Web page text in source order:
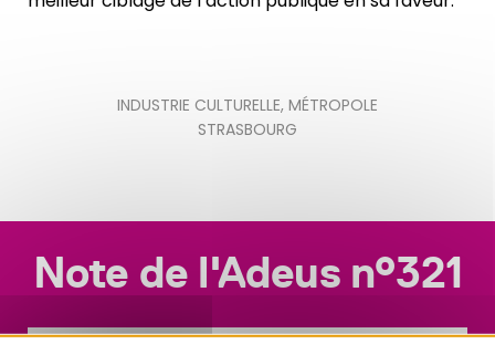
INDUSTRIE CULTURELLE, MÉTROPOLE
STRASBOURG
Note de l'Adeus n°321